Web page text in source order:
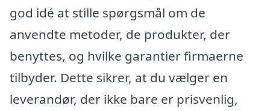
god idé at stille spørgsmål om de
anvendte metoder, de produkter, der
benyttes, og hvilke garantier firmaerne
tilbyder. Dette sikrer, at du vælger en
leverandør, der ikke bare er prisvenlig,